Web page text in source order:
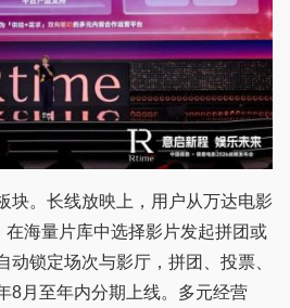
。长线放映上，用户从万达电影
在海量片库中选择影片发起拼团或
动锁定场次与影厅，拼团、投票、
8月至年内分期上线。多元经营